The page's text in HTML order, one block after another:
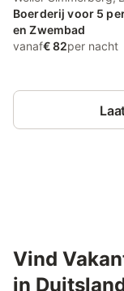
Boerderij voor 5
en Zwembad
vanaf€ 82per nacht
Vind
in